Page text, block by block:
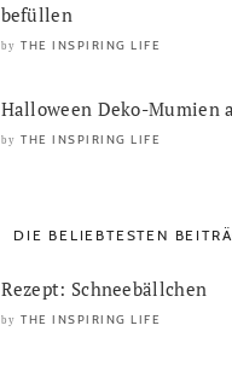
befüllen
by THE INSPIRING LIFE
Halloween Deko-Mumien
by THE INSPIRING LIFE
DIE BELIEBTESTEN
Rezept: Schneebällchen
by THE INSPIRING LIFE